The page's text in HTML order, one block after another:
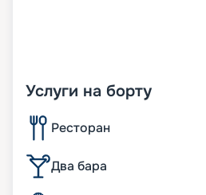
Услуги на борту
Ресторан
Два бара